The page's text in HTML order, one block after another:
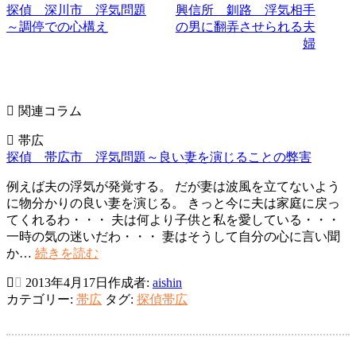
ナ
ビ
シ
ョ
ン
探偵 深川市 浮気問題
～調停での心構え
興信所 釧路 浮気相手
の男に翻弄させられる夫
婦
関連コラム
帯広
探偵 帯広市 浮気問題～良い妻を演じることの弊害
例えば夫の浮気が発覚する。 だが妻は波風を立てないよう
に物分かりの良い妻を演じる。 きっと今に夫は家庭に戻っ
てくれるわ・・・ 夫は何より子供と私を愛している・・・
一時の気の迷いだわ・・・ 妻はそうして自分の心に言い聞
か… 続きを読む
帯
広
2013年4月17日 作成者: aishin
カテゴリー: 帯広 タグ: 探偵帯広